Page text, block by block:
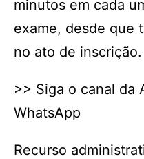
minutos em cada
exame, desde que
no ato de inscrição.
>> Siga o canal da
WhatsApp
Recurso